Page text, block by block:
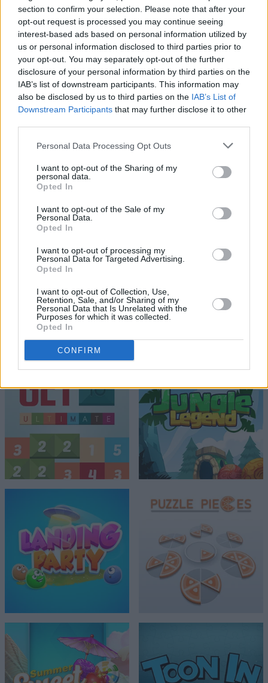
section to confirm your selection. Please note that after your
opt-out request is processed you may continue seeing
interest-based ads based on personal information utilized by
us or personal information disclosed to third parties prior to
your opt-out. You may separately opt-out of the further
disclosure of your personal information by third parties on the
IAB’s list of downstream participants. This information may
also be disclosed by us to third parties on the IAB’s List of
Downstream Participants that may further disclose it to other
Personal Data Processing Opt Outs
I want to opt-out of the Sharing of my
personal data.
Opted In
I want to opt-out of the Sale of my
Personal Data.
Opted In
I want to opt-out of processing my
Personal Data for Targeted Advertising.
Opted In
I want to opt-out of Collection, Use,
Retention, Sale, and/or Sharing of my
Personal Data that Is Unrelated with the
Purposes for which it was collected.
Opted In
CONFIRM